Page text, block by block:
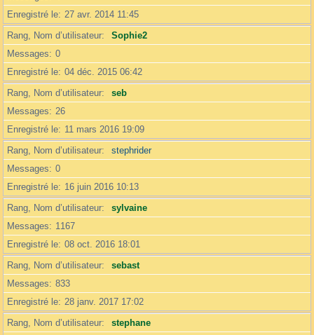
Enregistré le 27 avr. 2014 11:45
Rang, Nom d’utilisateur
Sophie2
Messages
0
Enregistré le 04 déc. 2015 06:42
Rang, Nom d’utilisateur
seb
Messages
26
Enregistré le
11 mars 2016 19:09
Rang, Nom d’utilisateur
stephrider
Messages
0
Enregistré le
16 juin 2016 10:13
Rang, Nom d’utilisateur
sylvaine
Messages
1167
Enregistré le 08 oct. 2016 18:01
Rang, Nom d’utilisateur
sebast
Messages
833
Enregistré le 28 janv. 2017 17:02
Rang, Nom d’utilisateur
stephane